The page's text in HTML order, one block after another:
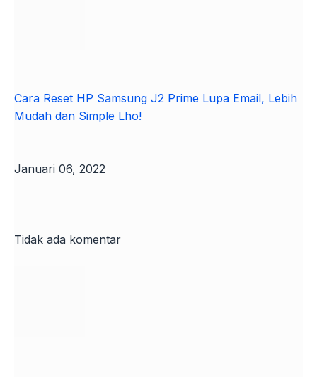
Cara Reset HP Samsung J2 Prime Lupa Email, Lebih
Mudah dan Simple Lho!
Januari 06, 2022
Tidak ada komentar